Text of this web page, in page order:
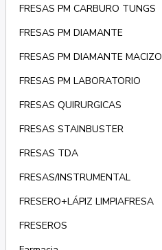
FRESAS PM CARBURO TUNGS
FRESAS PM DIAMANTE
FRESAS PM DIAMANTE MACIZO
FRESAS PM LABORATORIO
FRESAS QUIRURGICAS
FRESAS STAINBUSTER
FRESAS TDA
FRESAS/INSTRUMENTAL
FRESERO+LÁPIZ LIMPIAFRESA
FRESEROS